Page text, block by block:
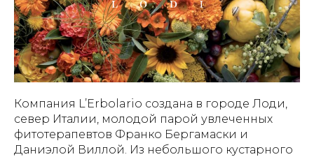
Компания L’Erbolario создана в городе Лоди,
север Италии, молодой парой увлеченных
фитотерапевтов Франко Бергамаски и
Даниэлой Виллой. Из небольшого кустарного